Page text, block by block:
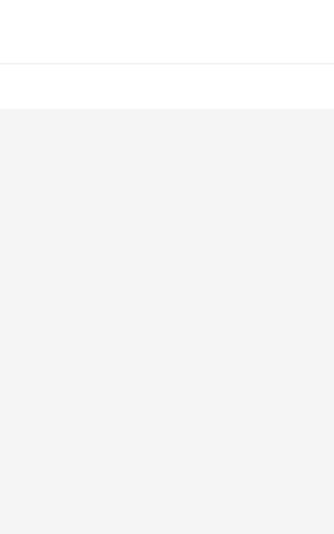
一村等全国性散酒连锁品牌。 一时间，
配。可当百亿级名酒集体躬身入局，我